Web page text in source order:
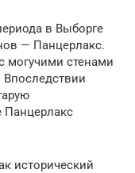
в Выборге
— Панцерлакс.
могучими стенами
Панцерлакс
исторический